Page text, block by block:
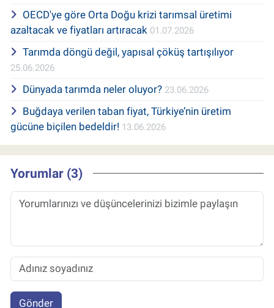
OECD'ye göre Orta Doğu krizi tarımsal üretimi
azaltacak ve fiyatları artıracak 01.07.2026
Tarımda döngü değil, yapısal çöküş tartışılıyor
25.06.2026
Dünyada tarımda neler oluyor? 23.06.2026
Buğdaya verilen taban fiyat, Türkiye’nin üretim
gücüne biçilen bedeldir! 13.06.2026
Yorumlar (3)
Gönder